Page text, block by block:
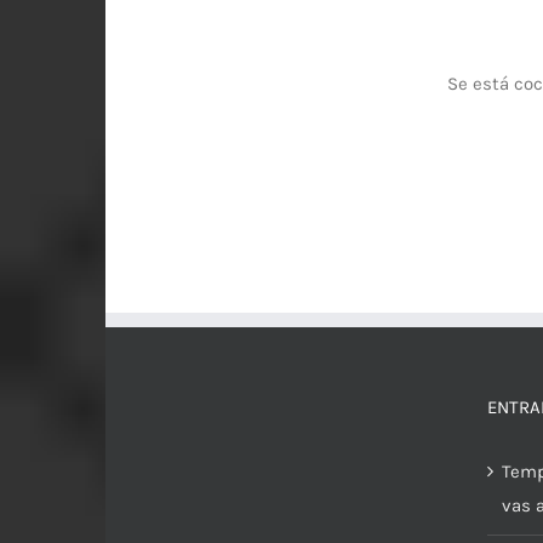
Se está
vas